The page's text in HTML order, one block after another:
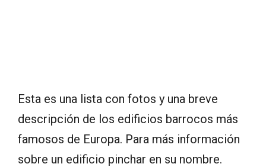
Esta es una lista con fotos y una breve
descripción de los edificios barrocos más
famosos de Europa. Para más información
sobre un edificio pinchar en su nombre.